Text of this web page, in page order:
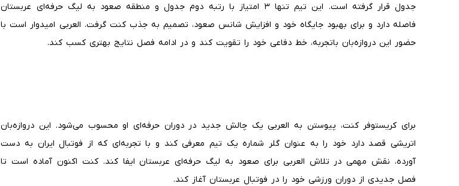
جدول قرار گرفته است. این تیم تنها ۳ امتیاز با رتبه دوم جدول و منطقه صعود به لیگ حرفه‌ای عربستان
فاصله دارد و برای بهبود جایگاه خود و افزایش شانس صعود، تصمیم به جذب کنت گرفت. العربی امیدوار است با
حضور این دروازه‌بان باتجربه، خط دفاعی خود را تقویت کند و در ادامه فصل نتایج بهتری کسب کند.
برای کریستوفر کنت، پیوستن به العربی یک چالش جدید در دوران حرفه‌ای او محسوب می‌شود. این دروازه‌بان
اتریشی قصد دارد خود را به عنوان گلر شماره یک تیم معرفی کند و با تجربه‌ای که از فوتبال ایران به دست
آورده، نقش مهمی در تلاش العربی برای صعود به لیگ حرفه‌ای عربستان ایفا کند. کنت اکنون آماده است تا
فصل جدیدی از دوران ورزشی خود را در فوتبال عربستان آغاز کند.